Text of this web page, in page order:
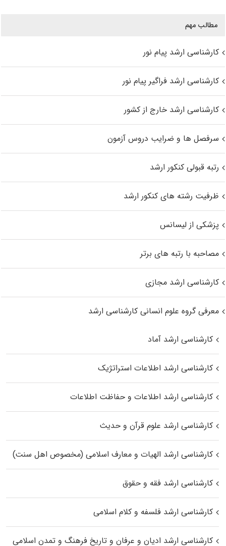
مطالب مهم
کارشناسی ارشد پیام نور
کارشناسی ارشد فراگیر پیام نور
کارشناسی ارشد خارج از کشور
سرفصل ها و ضرایب دروس آزمون
رتبه قبولی کنکور ارشد
ظرفیت رشته های کنکور ارشد
پزشکی از لیسانس
مصاحبه با رتبه های برتر
کارشناسی ارشد مجازی
معرفی گروه علوم انسانی کارشناسی ارشد
کارشناسی ارشد آماد
کارشناسی ارشد اطلاعات استراتژیک
کارشناسی ارشد اطلاعات و حفاظت اطلاعات
کارشناسی ارشد علوم قرآن و حدیث
کارشناسی ارشد الهیات و معارف اسلامی (مخصوص اهل سنت)
کارشناسی ارشد فقه و حقوق
کارشناسی ارشد فلسفه و کلام اسلامی
کارشناسی ارشد ادیان و عرفان و تاریخ فرهنگ و تمدن اسلامی